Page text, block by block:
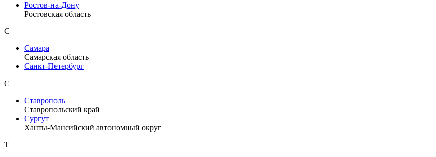
Ростов-на-Дону
Ростовская область
С
Самара
Самарская область
Санкт-Петербург
С
Ставрополь
Ставропольский край
Сургут
Ханты-Мансийский автономный округ
Т